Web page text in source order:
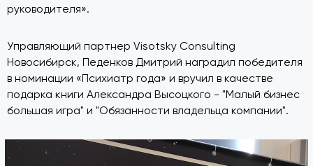
руководителя».
Управляющий партнер Visotsky Consulting
Новосибирск, Педенков Дмитрий наградил победителя
в номинации «Психиатр года» и вручил в качестве
подарка книги Александра Высоцкого - "Малый бизнес
большая игра" и "Обязанности владельца компании".